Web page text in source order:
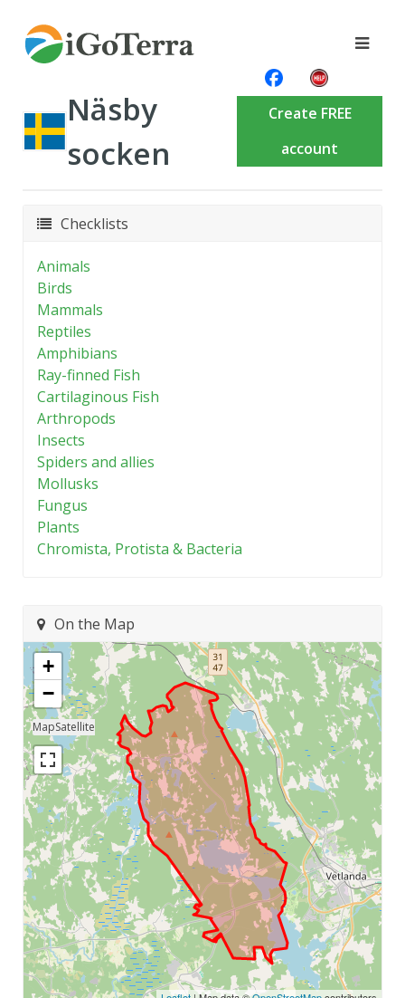
Näsby
socken
Create FREE
account
Checklists
Animals
Birds
Mammals
Reptiles
Amphibians
Ray-finned Fish
Cartilaginous Fish
Arthropods
Insects
Spiders and allies
Mollusks
Fungus
Plants
Chromista, Protista & Bacteria
On the Map
+
−